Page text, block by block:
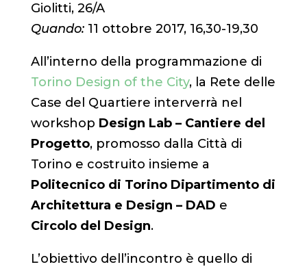
Giolitti, 26/A
Quando: 11 ottobre 2017, 16,30-19,30
All’interno della programmazione di
Torino Design of the City, la Rete delle
Case del Quartiere interverrà nel
workshop Design Lab – Cantiere del
Progetto, promosso dalla Città di
Torino e costruito insieme a
Politecnico di Torino Dipartimento di
Architettura e Design – DAD e
Circolo del Design.
L’obiettivo dell’incontro è quello di